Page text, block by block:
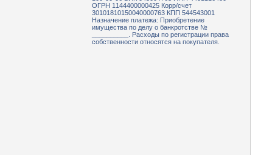
ОГРН 1144400000425 Корр/счет
30101810150040000763 КПП 544543001
Назначение платежа: Приобретение
имущества по делу о банкротстве №
__________. Расходы по регистрации права
собственности относятся на покупателя.